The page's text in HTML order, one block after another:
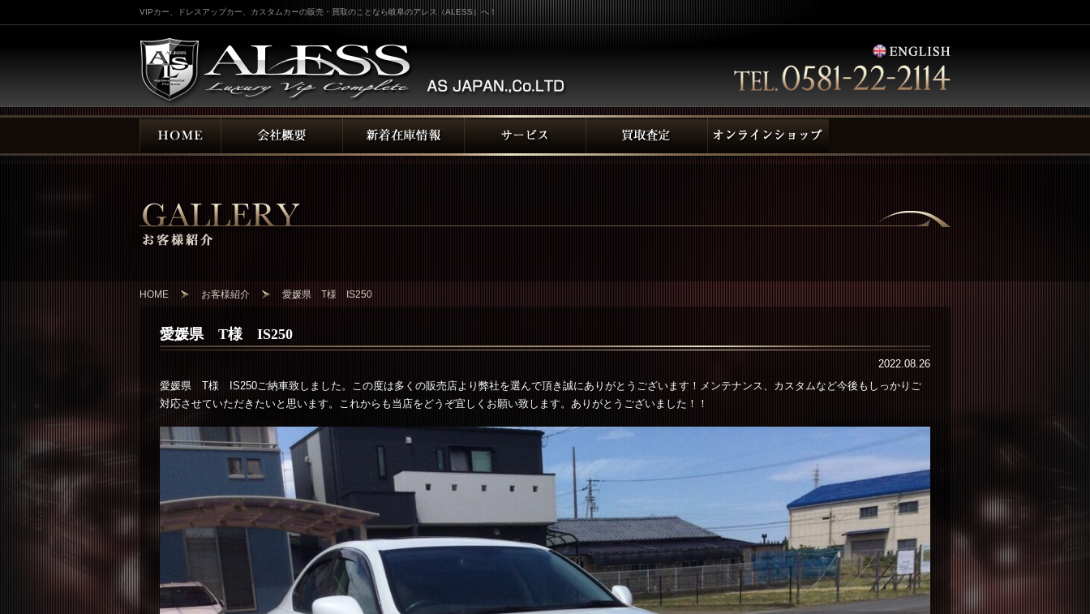
VIPカー、ドレスアップカー、カスタムカーの販売・買取のことなら岐阜のアレス（ALESS）へ！
HOME お客様紹介 愛媛県 T様 IS250
愛媛県 T様 IS250
2022.08.26
愛媛県 T様 IS250ご納車致しました。この度は多くの販売店より弊社を選んで頂き誠にありがとうございます！メンテナンス、カスタムなど今後もしっかりご
対応させていただきたいと思います。これからも当店をどうぞ宜しくお願い致します。ありがとうございました！！